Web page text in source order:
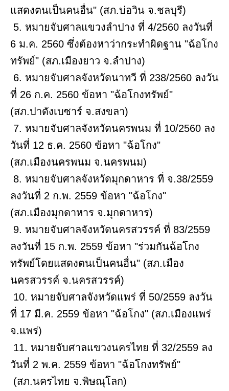
แสดงตนเป็นคนอื่น" (สภ.บ่อวิน จ.ชลบุรี)
5. หมายจับศาลแขวงลําปาง ที่ 4/2560 ลงวันที่
6 ม.ค. 2560 ซึ่งต้องหาว่ากระทําผิดฐาน "ฉ้อโกง
ทรัพย์" (สภ.เมืองยาว จ.ลำปาง)
6. หมายจับศาลจังหวัดนาทวี ที่ 238/2560 ลงวัน
ที่ 26 ก.ค. 2560 ข้อหา "ฉ้อโกงทรัพย์"
(สภ.ปาดังเบซาร์ จ.สงขลา)
7. หมายจับศาลจังหวัดนครพนม ที่ 10/2560 ลง
วันที่ 12 ธ.ค. 2560 ข้อหา "ฉ้อโกง"
(สภ.เมืองนครพนม จ.นครพนม)
8. หมายจับศาลจังหวัดมุกดาหาร ที่ จ.38/2559
ลงวันที่ 2 ก.พ. 2559 ข้อหา "ฉ้อโกง"
(สภ.เมืองมุกดาหาร จ.มุกดาหาร)
9. หมายจับศาลจังหวัดนครสวรรค์ ที่ 83/2559
ลงวันที่ 15 ก.พ. 2559 ข้อหา "ร่วมกันฉ้อโกง
ทรัพย์โดยแสดงตนเป็นคนอื่น" (สภ.เมือง
นครสวรรค์ จ.นครสวรรค์)
10. หมายจับศาลจังหวัดแพร่ ที่ 50/2559 ลงวัน
ที่ 17 มี.ค. 2559 ข้อหา "ฉ้อโกง" (สภ.เมืองแพร่
จ.แพร่)
11. หมายจับศาลแขวงนครไทย ที่ 32/2559 ลง
วันที่ 2 พ.ค. 2559 ข้อหา "ฉ้อโกงทรัพย์"
(สภ.นครไทย จ.พิษณุโลก)